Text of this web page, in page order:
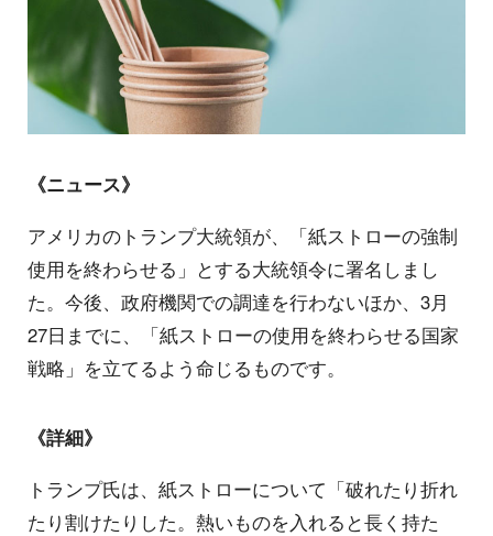
《ニュース》
アメリカのトランプ大統領が、「紙ストローの強制
使用を終わらせる」とする大統領令に署名しまし
た。今後、政府機関での調達を行わないほか、3月
27日までに、「紙ストローの使用を終わらせる国家
戦略」を立てるよう命じるものです。
《詳細》
トランプ氏は、紙ストローについて「破れたり折れ
たり割けたりした。熱いものを入れると長く持た